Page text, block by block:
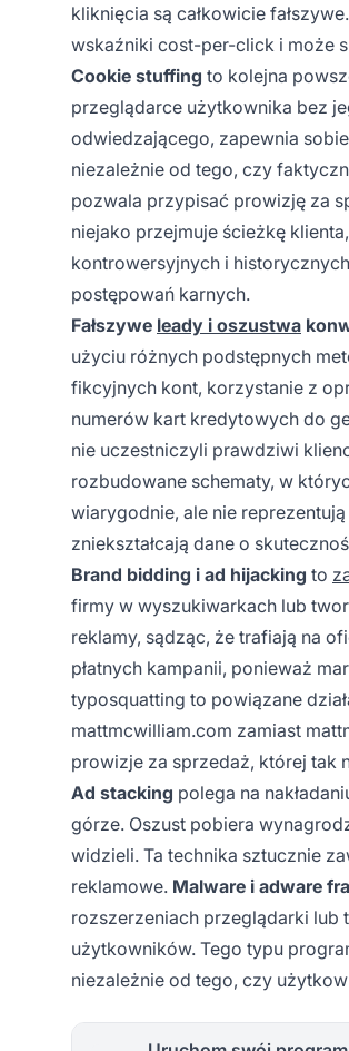
kliknięcia są całkowicie
wskaźniki cost-per-click i może
Cookie stuffing to kolejna
przeglądarce użytkownika bez
odwiedzającego, zapewnia
niezależnie od tego, czy
pozwala przypisać prowizję za
niejako przejmuje ścieżkę
kontrowersyjnych i
postępowań karnych.
Fałszywe leady i oszustwa
użyciu różnych podstępnych
fikcyjnych kont, korzystanie z
numerów kart kredytowych do
nie uczestniczyli prawdziwi
rozbudowane schematy, w
wiarygodnie, ale nie
zniekształcają dane o
Brand bidding i ad hijacking to
firmy w wyszukiwarkach lub
reklamy, sądząc, że trafiają na
płatnych kampanii, ponieważ
typosquatting to powiązane
mattmcwilliam.com zamiast
prowizje za sprzedaż, której tak
Ad stacking polega na
górze. Oszust pobiera
widzieli. Ta technika sztucznie
reklamowe. Malware i adware
rozszerzeniach przeglądarki
użytkowników. Tego typu
niezależnie od tego, czy